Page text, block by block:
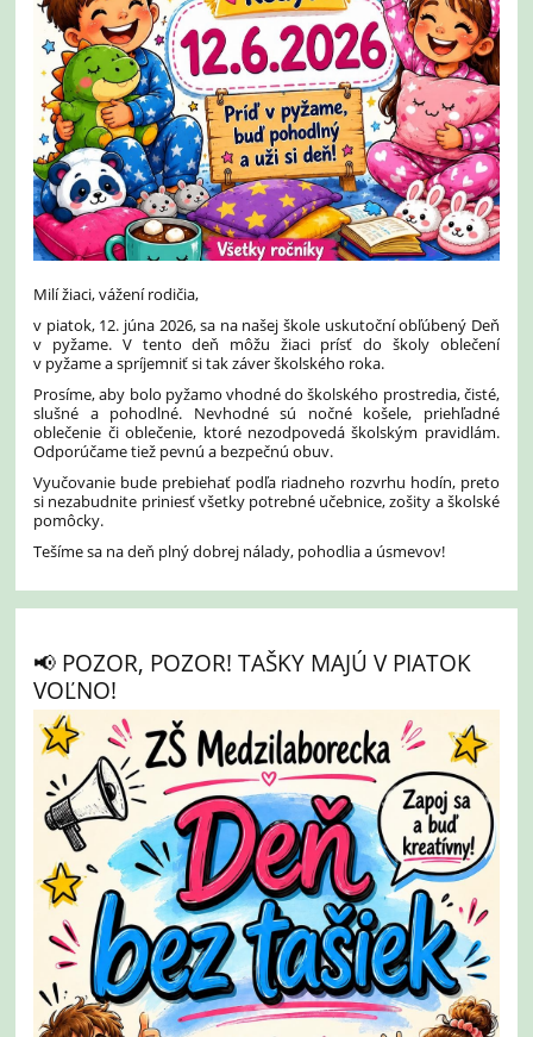
Milí žiaci, vážení rodičia,
v piatok, 12. júna 2026, sa na našej škole uskutoční obľúbený Deň
v pyžame. V tento deň môžu žiaci prísť do školy oblečení
v pyžame a spríjemniť si tak záver školského roka.
Prosíme, aby bolo pyžamo vhodné do školského prostredia, čisté,
slušné a pohodlné. Nevhodné sú nočné košele, priehľadné
oblečenie či oblečenie, ktoré nezodpovedá školským pravidlám.
Odporúčame tiež pevnú a bezpečnú obuv.
Vyučovanie bude prebiehať podľa riadneho rozvrhu hodín, preto
si nezabudnite priniesť všetky potrebné učebnice, zošity a školské
pomôcky.
Tešíme sa na deň plný dobrej nálady, pohodlia a úsmevov!
📢 POZOR, POZOR! TAŠKY MAJÚ V PIATOK
VOĽNO!